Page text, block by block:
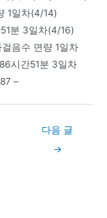
1일차(4/14)
분 3일차(4/16)
음수 면량 1일차
시간51분 3일차
–
다음 글
→